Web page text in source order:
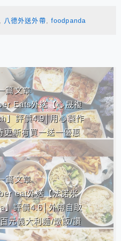
八德外送外帶 foodpanda
篇文章
Eats外送【心晟複
】評價4.9│用心製作
更新有買一送一優惠
篇文章
eat外送【法諾米
】評價4.6│外帶自取
元義大利麵/燉飯/讚
烏龍麵